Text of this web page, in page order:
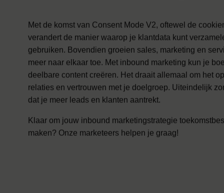
Met de komst van Consent Mode V2, oftewel de
verandert de manier waarop je klantdata kunt
gebruiken. Bovendien groeien sales, marketing en
meer naar elkaar toe. Met inbound marketing kun je
deelbare content creëren. Het draait allemaal om het
relaties en vertrouwen met je doelgroep. Uiteindelijk
dat je meer leads en klanten aantrekt.
Klaar om jouw inbound marketingstrategie
maken? Onze marketeers helpen je graag!